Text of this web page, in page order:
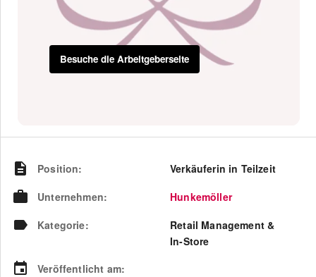
Besuche die Arbeitgeberseite
Position:
Verkäuferin in Teilzeit
Unternehmen:
Hunkemöller
Kategorie:
Retail Management &
In-Store
Veröffentlicht am: